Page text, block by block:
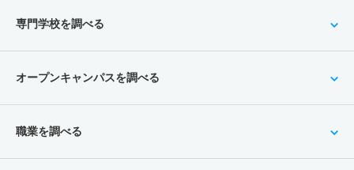
専門学校を調べる
オープンキャンパスを調べる
職業を調べる